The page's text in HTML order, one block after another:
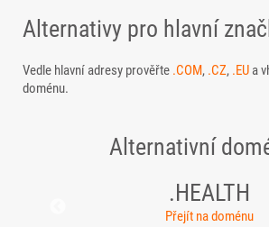
Alternativy pro hlavní
Vedle hlavní adresy prověřte .COM, .CZ, .EU a
doménu.
Alternativní
.HEALTH
Přejít na doménu